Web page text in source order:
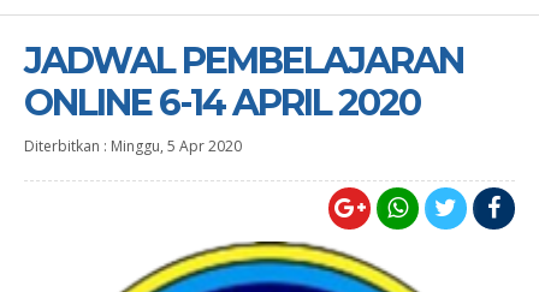
JADWAL PEMBELAJARAN
ONLINE 6-14 APRIL 2020
Diterbitkan : Minggu, 5 Apr 2020